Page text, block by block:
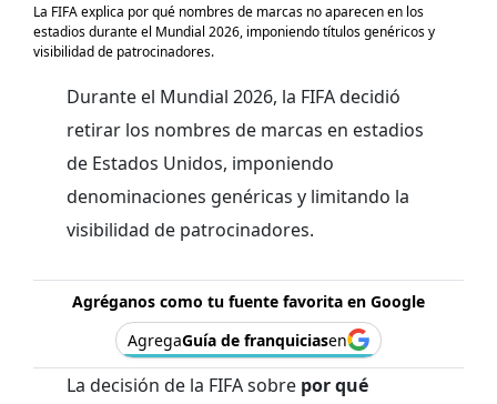
La FIFA explica por qué nombres de marcas no aparecen en los
estadios durante el Mundial 2026, imponiendo títulos genéricos y
visibilidad de patrocinadores.
Durante el Mundial 2026, la FIFA decidió
retirar los nombres de marcas en estadios
de Estados Unidos, imponiendo
denominaciones genéricas y limitando la
visibilidad de patrocinadores.
Agréganos como tu fuente favorita en Google
AgregaGuía de franquiciasen
La decisión de la FIFA sobre por qué